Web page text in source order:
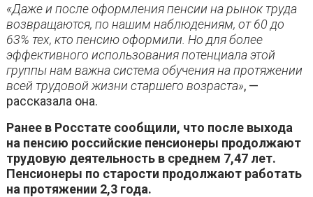
«Даже и после оформления пенсии на рынок труда
возвращаются, по нашим наблюдениям, от 60 до
63% тех, кто пенсию оформили. Но для более
эффективного использования потенциала этой
группы нам важна система обучения на протяжении
всей трудовой жизни старшего возраста», —
рассказала она.
Ранее в Росстате сообщили, что после выхода
на пенсию российские пенсионеры продолжают
трудовую деятельность в среднем 7,47 лет.
Пенсионеры по старости продолжают работать
на протяжении 2,3 года.